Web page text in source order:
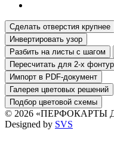
© 2026 «ПЕРФОКАРТЫ
Designed by SVS